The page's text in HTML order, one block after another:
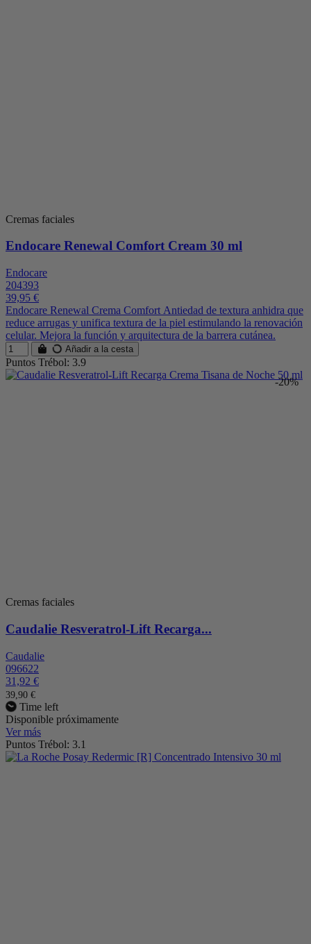
Cremas faciales
Endocare Renewal Comfort Cream 30 ml
Endocare
204393
39,95 €
Endocare Renewal Crema Comfort Antiedad de textura anhidra que
reduce arrugas y unifica textura de la piel estimulando la renovación
celular. Mejora la función y arquitectura de la barrera cutánea.
Añadir a la cesta
Puntos Trébol: 3.9
-20%
Cremas faciales
Caudalie Resveratrol-Lift Recarga...
Caudalie
096622
31,92 €
39,90 €
Time left
Disponible próximamente
Ver más
Puntos Trébol: 3.1